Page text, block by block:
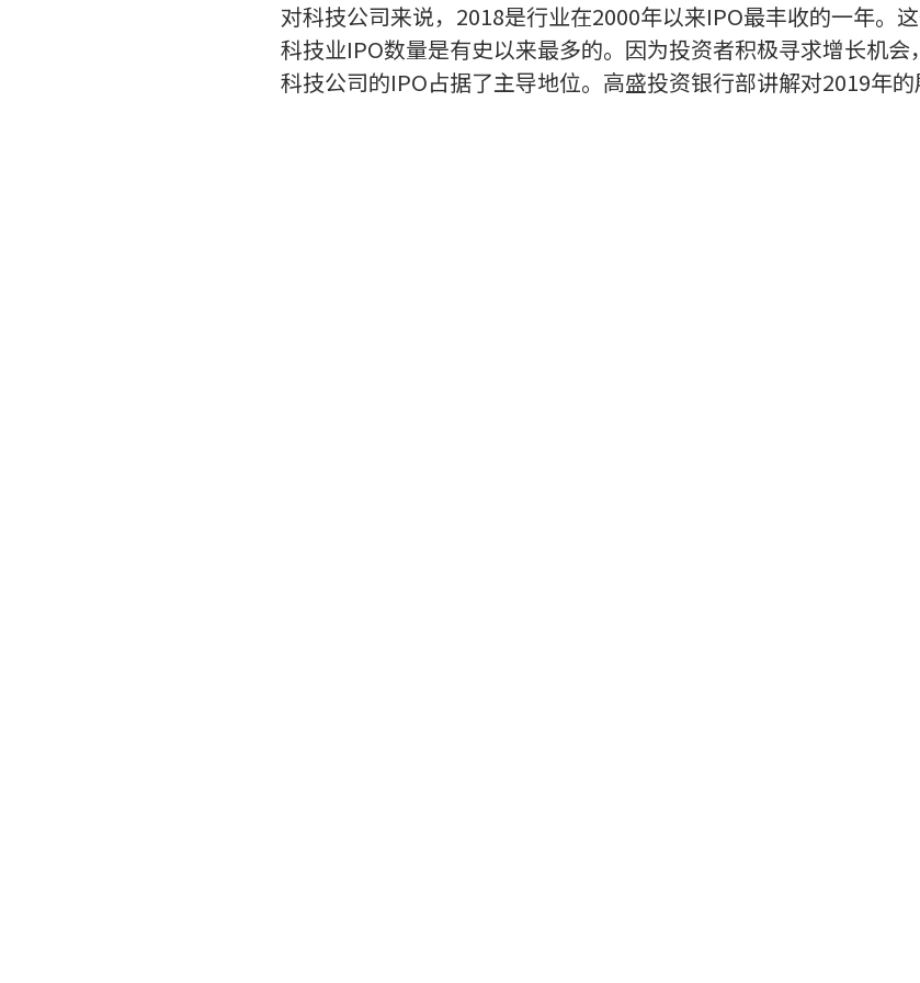
对科技公司来说，2018是行业在2000年以来IPO最丰收的一年。
科技业IPO数量是有史以来最多的。因为投资者积极寻求增长机
科技公司的IPO占据了主导地位。高盛投资银行部讲解对2019年的